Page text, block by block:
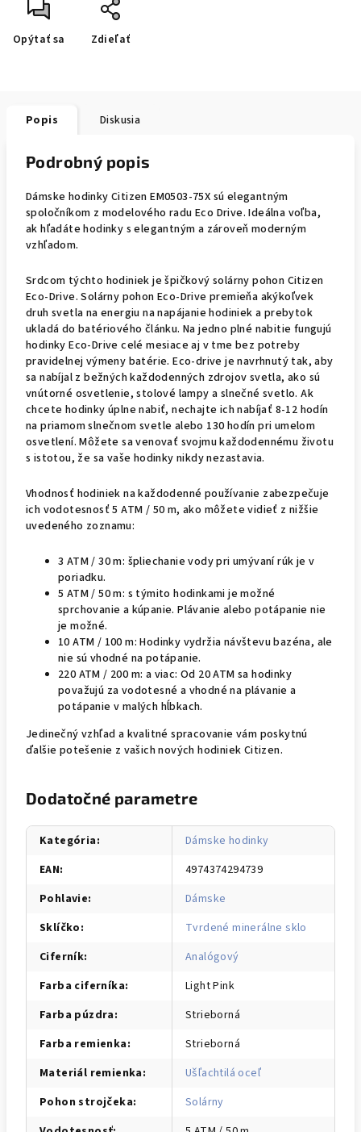
Opýtať sa Zdieľať
Popis Diskusia
Podrobný popis
Dámske hodinky Citizen EM0503-75X sú elegantným
spoločníkom z modelového radu Eco Drive. Ideálna voľba,
ak hľadáte hodinky s elegantným a zároveň moderným
vzhľadom.
Srdcom týchto hodiniek je špičkový solárny pohon Citizen
Eco-Drive. Solárny pohon Eco-Drive premieňa akýkoľvek
druh svetla na energiu na napájanie hodiniek a prebytok
ukladá do batériového článku. Na jedno plné nabitie fungujú
hodinky Eco-Drive celé mesiace aj v tme bez potreby
pravidelnej výmeny batérie. Eco-drive je navrhnutý tak, aby
sa nabíjal z bežných každodenných zdrojov svetla, ako sú
vnútorné osvetlenie, stolové lampy a slnečné svetlo. Ak
chcete hodinky úplne nabiť, nechajte ich nabíjať 8-12 hodín
na priamom slnečnom svetle alebo 130 hodín pri umelom
osvetlení. Môžete sa venovať svojmu každodennému životu
s istotou, že sa vaše hodinky nikdy nezastavia.
Vhodnosť hodiniek na každodenné používanie zabezpečuje
ich vodotesnosť 5 ATM / 50 m, ako môžete vidieť z nižšie
uvedeného zoznamu:
3 ATM / 30 m: špliechanie vody pri umývaní rúk je v
poriadku.
5 ATM / 50 m: s týmito hodinkami je možné
sprchovanie a kúpanie. Plávanie alebo potápanie nie
je možné.
10 ATM / 100 m: Hodinky vydržia návštevu bazéna, ale
nie sú vhodné na potápanie.
220 ATM / 200 m: a viac: Od 20 ATM sa hodinky
považujú za vodotesné a vhodné na plávanie a
potápanie v malých hĺbkach.
Jedinečný vzhľad a kvalitné spracovanie vám poskytnú
ďalšie potešenie z vašich nových hodiniek Citizen.
Dodatočné parametre
Kategória:
Dámske hodinky
EAN:
4974374294739
Pohlavie:
Dámske
Sklíčko:
Tvrdené minerálne sklo
Ciferník:
Analógový
Farba ciferníka:
Light Pink
Farba púzdra:
Strieborná
Farba remienka:
Strieborná
Materiál remienka:
Ušľachtilá oceľ
Pohon strojčeka:
Solárny